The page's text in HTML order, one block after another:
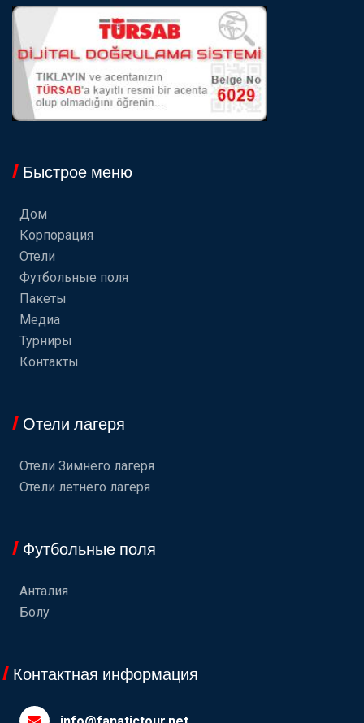
Быстрое меню
Дом
Корпорация
Отели
Футбольные поля
Пакеты
Медиа
Турниры
Контакты
Отели лагеря
Отели Зимнего лагеря
Отели летнего лагеря
Футбольные поля
Анталия
Болу
Контактная информация